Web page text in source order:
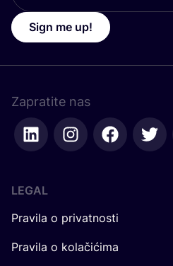
Sign me up!
Zapratite nas
LEGAL
Pravila o privatnosti
Pravila o kolačićima